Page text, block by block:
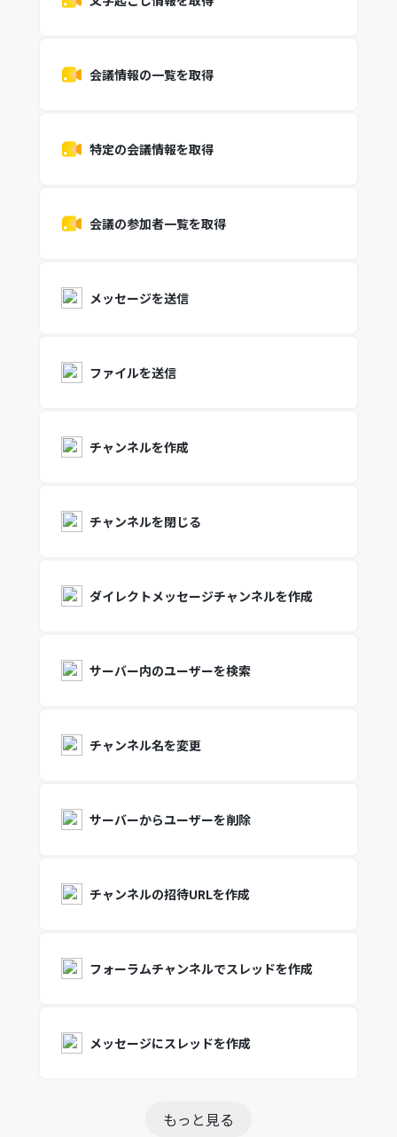
会議情報の一覧を取得
特定の会議情報を取得
会議の参加者一覧を取得
メッセージを送信
ファイルを送信
チャンネルを作成
チャンネルを閉じる
ダイレクトメッセージチャンネルを作成
サーバー内のユーザーを検索
チャンネル名を変更
サーバーからユーザーを削除
チャンネルの招待URLを作成
フォーラムチャンネルでスレッドを作成
メッセージにスレッドを作成
もっと見る